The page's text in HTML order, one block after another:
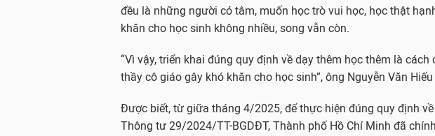
đều là những người có tâm, muốn học trò vui học, học thật
khăn cho học sinh không nhiều, song vẫn còn.
“Vì vậy, triển khai đúng quy định về dạy thêm học thêm là
thầy cô giáo gây khó khăn cho học sinh”, ông Nguyễn Văn
Được biết, từ giữa tháng 4/2025, để thực hiện đúng quy định
Thông tư 29/2024/TT-BGDĐT, Thành phố Hồ Chí Minh đã